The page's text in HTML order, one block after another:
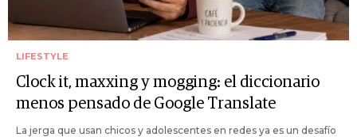
LIFESTYLE
Clock it, maxxing y mogging: el diccionario
menos pensado de Google Translate
La jerga que usan chicos y adolescentes en redes ya es un desafío